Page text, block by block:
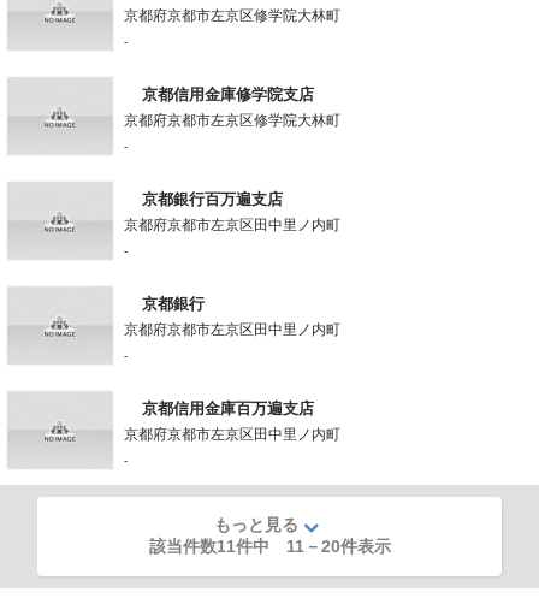
京都府京都市左京区修学院大林町
-
京都信用金庫修学院支店
京都府京都市左京区修学院大林町
-
京都銀行百万遍支店
京都府京都市左京区田中里ノ内町
-
京都銀行
京都府京都市左京区田中里ノ内町
-
京都信用金庫百万遍支店
京都府京都市左京区田中里ノ内町
-
もっと見る
該当件数11件中 11 －20件表示